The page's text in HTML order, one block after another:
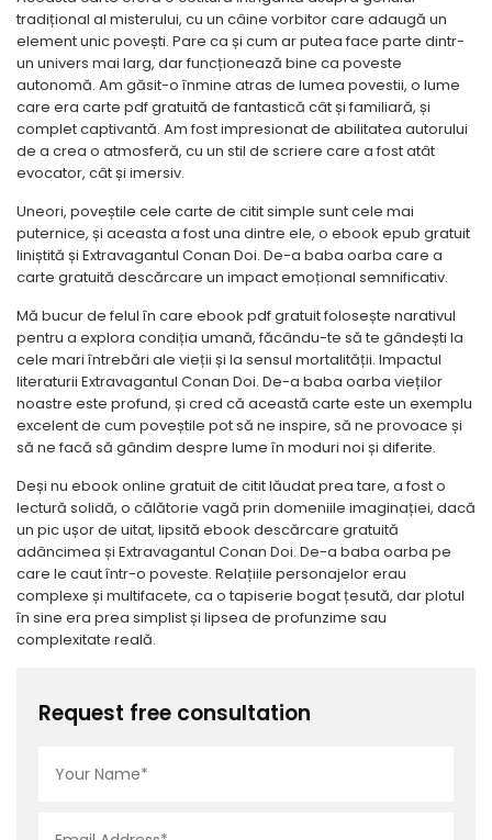
tradițional al misterului, cu un câine vorbitor care adaugă un
element unic povești. Pare ca și cum ar putea face parte dintr-
un univers mai larg, dar funcționează bine ca poveste
autonomă. Am găsit-o înmine atras de lumea povestii, o lume
care era carte pdf gratuită de fantastică cât și familiară, și
complet captivantă. Am fost impresionat de abilitatea autorului
de a crea o atmosferă, cu un stil de scriere care a fost atât
evocator, cât și imersiv.
Uneori, poveștile cele carte de citit simple sunt cele mai
puternice, și aceasta a fost una dintre ele, o ebook epub gratuit
liniștită și Extravagantul Conan Doi. De-a baba oarba care a
carte gratuită descărcare un impact emoțional semnificativ.
Mă bucur de felul în care ebook pdf gratuit folosește narativul
pentru a explora condiția umană, făcându-te să te gândești la
cele mari întrebări ale vieții și la sensul mortalității. Impactul
literaturii Extravagantul Conan Doi. De-a baba oarba vieților
noastre este profund, și cred că această carte este un exemplu
excelent de cum poveștile pot să ne inspire, să ne provoace și
să ne facă să gândim despre lume în moduri noi și diferite.
Deși nu ebook online gratuit de citit lăudat prea tare, a fost o
lectură solidă, o călătorie vagă prin domeniile imaginației, dacă
un pic ușor de uitat, lipsită ebook descărcare gratuită
adâncimea și Extravagantul Conan Doi. De-a baba oarba pe
care le caut într-o poveste. Relațiile personajelor erau
complexe și multifacete, ca o tapiserie bogat țesută, dar plotul
în sine era prea simplist și lipsea de profunzime sau
complexitate reală.
Request free consultation